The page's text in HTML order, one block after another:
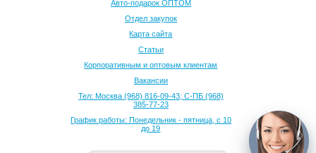
Авто-подарок ОПТОМ
Отдел закупок
Карта сайта
Статьи
Корпоративным и оптовым клиентам
Вакансии
Тел: Москва (968) 816-09-43; С-ПБ (968)
385-77-23
График работы: Понедельник - пятница, с 10
до 19